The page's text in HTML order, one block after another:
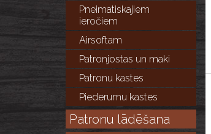
Pneimatiskajiem
ieročiem
Airsoftam
Patronjostas un maki
Patronu kastes
Piederumu kastes
Patronu lādēšana